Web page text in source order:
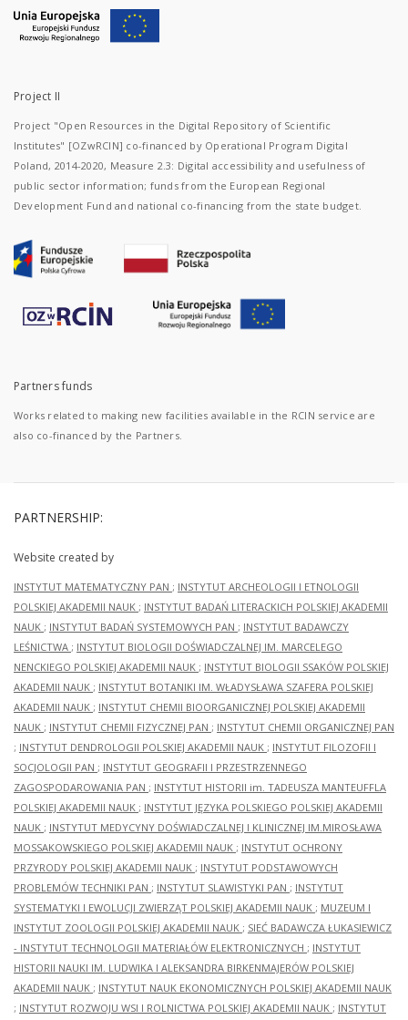
Project II
Project "Open Resources in the Digital Repository of Scientific
Institutes" [OZwRCIN] co-financed by Operational Program Digital
Poland, 2014-2020, Measure 2.3: Digital accessibility and usefulness of
public sector information; funds from the European Regional
Development Fund and national co-financing from the state budget.
Partners funds
Works related to making new facilities available in the RCIN service are
also co-financed by the Partners.
PARTNERSHIP:
Website created by
INSTYTUT MATEMATYCZNY PAN ; INSTYTUT ARCHEOLOGII I ETNOLOGII
POLSKIEJ AKADEMII NAUK ; INSTYTUT BADAŃ LITERACKICH POLSKIEJ AKADEMII
NAUK ; INSTYTUT BADAŃ SYSTEMOWYCH PAN ; INSTYTUT BADAWCZY
LEŚNICTWA ; INSTYTUT BIOLOGII DOŚWIADCZALNEJ IM. MARCELEGO
NENCKIEGO POLSKIEJ AKADEMII NAUK ; INSTYTUT BIOLOGII SSAKÓW POLSKIEJ
AKADEMII NAUK ; INSTYTUT BOTANIKI IM. WŁADYSŁAWA SZAFERA POLSKIEJ
AKADEMII NAUK ; INSTYTUT CHEMII BIOORGANICZNEJ POLSKIEJ AKADEMII
NAUK ; INSTYTUT CHEMII FIZYCZNEJ PAN ; INSTYTUT CHEMII ORGANICZNEJ PAN
; INSTYTUT DENDROLOGII POLSKIEJ AKADEMII NAUK ; INSTYTUT FILOZOFII I
SOCJOLOGII PAN ; INSTYTUT GEOGRAFII I PRZESTRZENNEGO
ZAGOSPODAROWANIA PAN ; INSTYTUT HISTORII im. TADEUSZA MANTEUFFLA
POLSKIEJ AKADEMII NAUK ; INSTYTUT JĘZYKA POLSKIEGO POLSKIEJ AKADEMII
NAUK ; INSTYTUT MEDYCYNY DOŚWIADCZALNEJ I KLINICZNEJ IM.MIROSŁAWA
MOSSAKOWSKIEGO POLSKIEJ AKADEMII NAUK ; INSTYTUT OCHRONY
PRZYRODY POLSKIEJ AKADEMII NAUK ; INSTYTUT PODSTAWOWYCH
PROBLEMÓW TECHNIKI PAN ; INSTYTUT SLAWISTYKI PAN ; INSTYTUT
SYSTEMATYKI I EWOLUCJI ZWIERZĄT POLSKIEJ AKADEMII NAUK ; MUZEUM I
INSTYTUT ZOOLOGII POLSKIEJ AKADEMII NAUK ; SIEĆ BADAWCZA ŁUKASIEWICZ
- INSTYTUT TECHNOLOGII MATERIAŁÓW ELEKTRONICZNYCH ; INSTYTUT
HISTORII NAUKI IM. LUDWIKA I ALEKSANDRA BIRKENMAJERÓW POLSKIEJ
AKADEMII NAUK ; INSTYTUT NAUK EKONOMICZNYCH POLSKIEJ AKADEMII NAUK
; INSTYTUT ROZWOJU WSI I ROLNICTWA POLSKIEJ AKADEMII NAUK ; INSTYTUT